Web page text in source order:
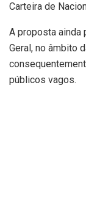
Carteira de
A proposta ainda
Geral, no âmbito
públicos vagos.